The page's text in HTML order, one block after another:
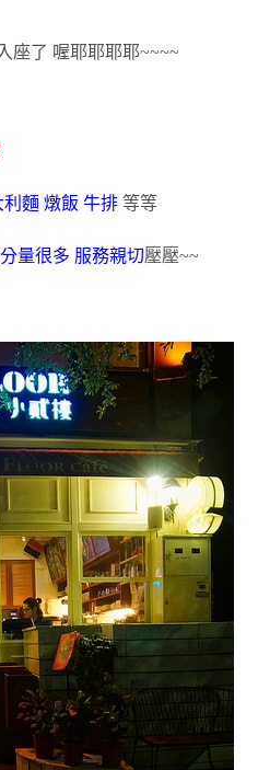
座了 喔耶耶耶耶~~~~
麵 燉飯 牛排 等等
分量很多 服務親切壓壓~~